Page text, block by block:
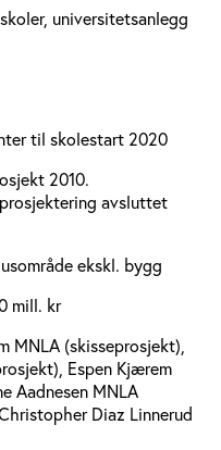
universitetsanlegg
til skolestart 2020
2010.
avsluttet
ekskl. bygg
mill. kr
MNLA (skisseprosjekt),
Espen Kjærem
Aadnesen MNLA
Diaz Linnerud